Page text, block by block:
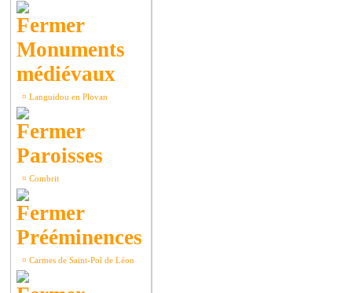
Monuments
médiévaux
¤ Languidou en Plovan
Paroisses
¤ Combrit
Prééminences
¤ Carmes de Saint-Pol de Léon